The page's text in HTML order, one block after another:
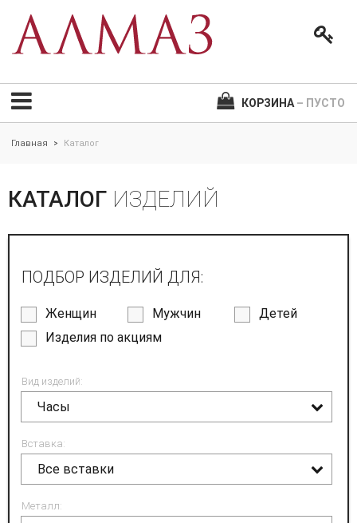
КОРЗИНА – ПУСТО
Главная > Каталог
КАТАЛОГ ИЗДЕЛИЙ
ПОДБОР ИЗДЕЛИЙ ДЛЯ:
Женщин Мужчин
Детей
Изделия по акциям
Вид изделий:
Часы
Вставка:
Все вставки
Металл: